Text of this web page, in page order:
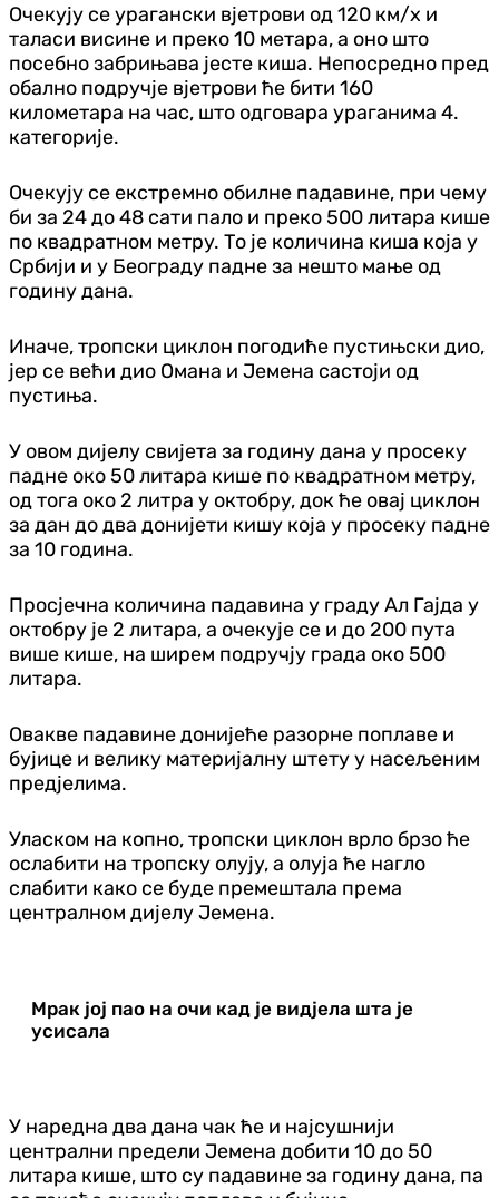
Очекују се урагански вјетрови од 120 км/х и
таласи висине и преко 10 метара, а оно што
посебно забрињава јесте киша. Непосредно пред
обално подручје вјетрови ће бити 160
километара на час, што одговара ураганима 4.
категорије.
Очекују се екстремно обилне падавине, при чему
би за 24 до 48 сати пало и преко 500 литара кише
по квадратном метру. То је количина киша која у
Србији и у Београду падне за нешто мање од
годину дана.
Иначе, тропски циклон погодиће пустињски дио,
јер се већи дио Омана и Јемена састоји од
пустиња.
У овом дијелу свијета за годину дана у просеку
падне око 50 литара кише по квадратном метру,
од тога око 2 литра у октобру, док ће овај циклон
за дан до два донијети кишу која у просеку падне
за 10 година.
Просјечна количина падавина у граду Ал Гајда у
октобру је 2 литара, а очекује се и до 200 пута
више кише, на ширем подручју града око 500
литара.
Овакве падавине донијеће разорне поплаве и
бујице и велику материјалну штету у насељеним
предјелима.
Уласком на копно, тропски циклон врло брзо ће
ослабити на тропску олују, а олуја ће нагло
слабити како се буде премештала према
централном дијелу Јемена.
Мрак јој пао на очи кад је видјела шта је
усисала
У наредна два дана чак ће и најсушнији
централни предели Јемена добити 10 до 50
литара кише, што су падавине за годину дана, па